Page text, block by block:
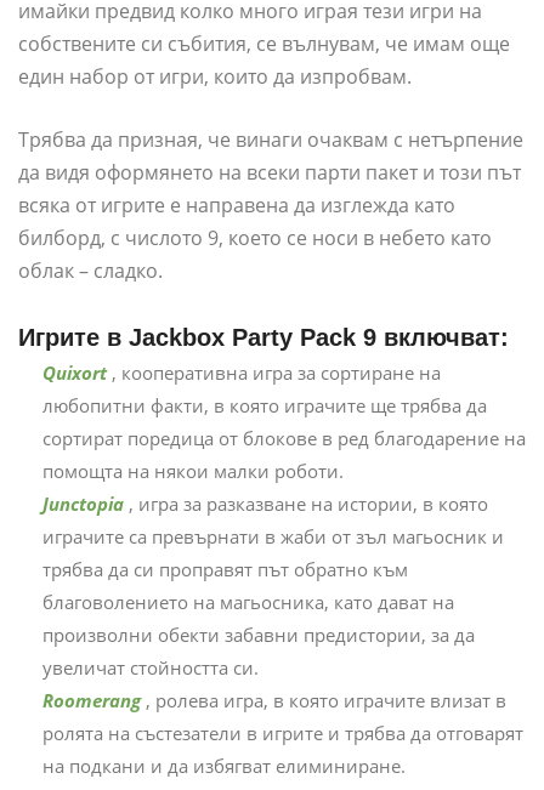
имайки предвид колко много играя тези игри на
собствените си събития, се вълнувам, че имам още
един набор от игри, които да изпробвам.
Трябва да призная, че винаги очаквам с нетърпение
да видя оформянето на всеки парти пакет и този път
всяка от игрите е направена да изглежда като
билборд, с числото 9, което се носи в небето като
облак – сладко.
Игрите в Jackbox Party Pack 9 включват:
Quixort , кооперативна игра за сортиране на
любопитни факти, в която играчите ще трябва да
сортират поредица от блокове в ред благодарение на
помощта на някои малки роботи.
Junctopia , игра за разказване на истории, в която
играчите са превърнати в жаби от зъл магьосник и
трябва да си проправят път обратно към
благоволението на магьосника, като дават на
произволни обекти забавни предистории, за да
увеличат стойността си.
Roomerang , ролева игра, в която играчите влизат в
ролята на състезатели в игрите и трябва да отговарят
на подкани и да избягват елиминиране.